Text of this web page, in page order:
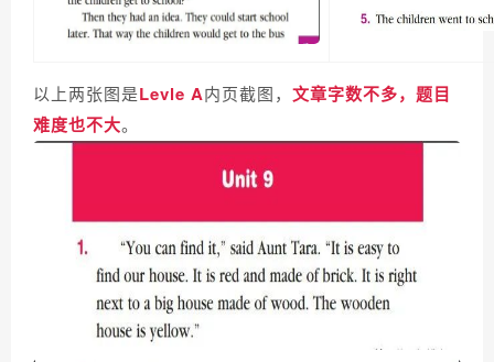
以上两张图是Levle A内页截图， 文章字数不多，题目
难度也不大。